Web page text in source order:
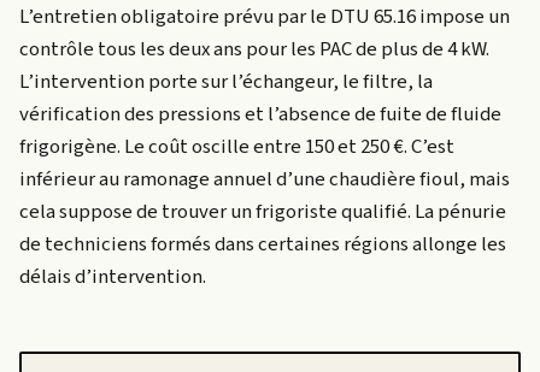
L’entretien obligatoire prévu par le DTU 65.16 impose un
contrôle tous les deux ans pour les PAC de plus de 4 kW.
L’intervention porte sur l’échangeur, le filtre, la
vérification des pressions et l’absence de fuite de fluide
frigorigène. Le coût oscille entre 150 et 250 €. C’est
inférieur au ramonage annuel d’une chaudière fioul, mais
cela suppose de trouver un frigoriste qualifié. La pénurie
de techniciens formés dans certaines régions allonge les
délais d’intervention.